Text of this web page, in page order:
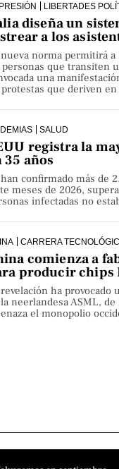
LIBERTADES
diseña un
a los
norma permitirá
personas que transiten
una
que deriven en
SALUD
registra la
35 años
confirmado más de
meses de 2026,
infectadas no
CARRERA
comienza a
producir chips
ha provocado
neerlandesa ASML,
el monopolio